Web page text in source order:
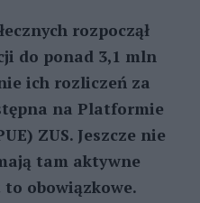
rozpoczął
do ponad 3,1 mln
ich rozliczeń za
na Platformie
ZUS. Jeszcze nie
tam aktywne
obowiązkowe.